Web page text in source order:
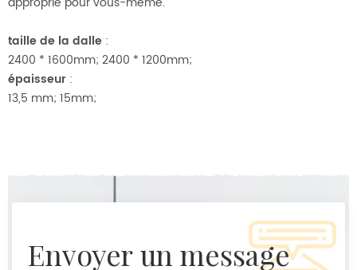
taille de la dalle :
2400 * 1600mm; 2400 * 1200mm;
épaisseur :
13,5 mm; 15mm;
envoyer un message